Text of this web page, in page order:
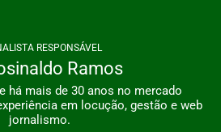
RESPONSÁVEL
Ramos
há mais de 30 anos no mercado
em locução, gestão e web
jornalismo.